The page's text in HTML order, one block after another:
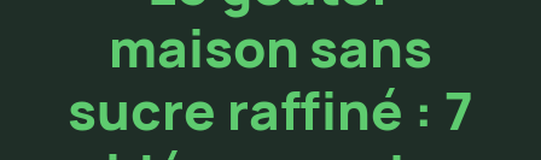
maison sans
sucre raffiné : 7